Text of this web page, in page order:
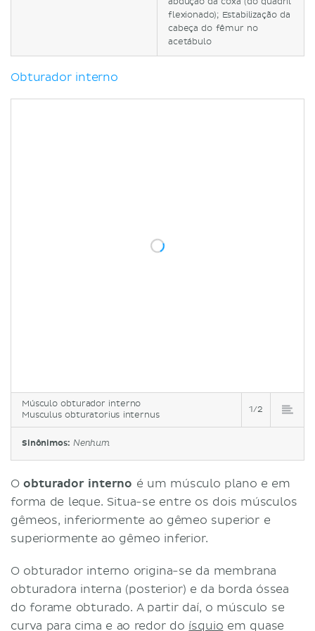
flexionado); Estabilização da
cabeça do fêmur no
acetábulo
Obturador interno
Músculo obturador interno
Musculus obturatorius internus
1/2
Sinônimos: Nenhum
Oobturador interno é um músculo plano e em
forma de leque. Situa-se entre os dois músculos
gêmeos, inferiormente ao gêmeo superior e
superiormente ao gêmeo inferior.
O obturador interno origina-se da membrana
obturadora interna (posterior) e da borda óssea
do forame obturado. A partir daí, o músculo se
curva para cima e ao redor do ísquio em quase